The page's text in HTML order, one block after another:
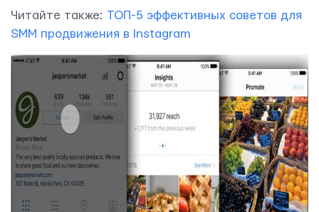
Читайте также: ТОП-5 эффективных советов для
SMM продвижения в Instagram